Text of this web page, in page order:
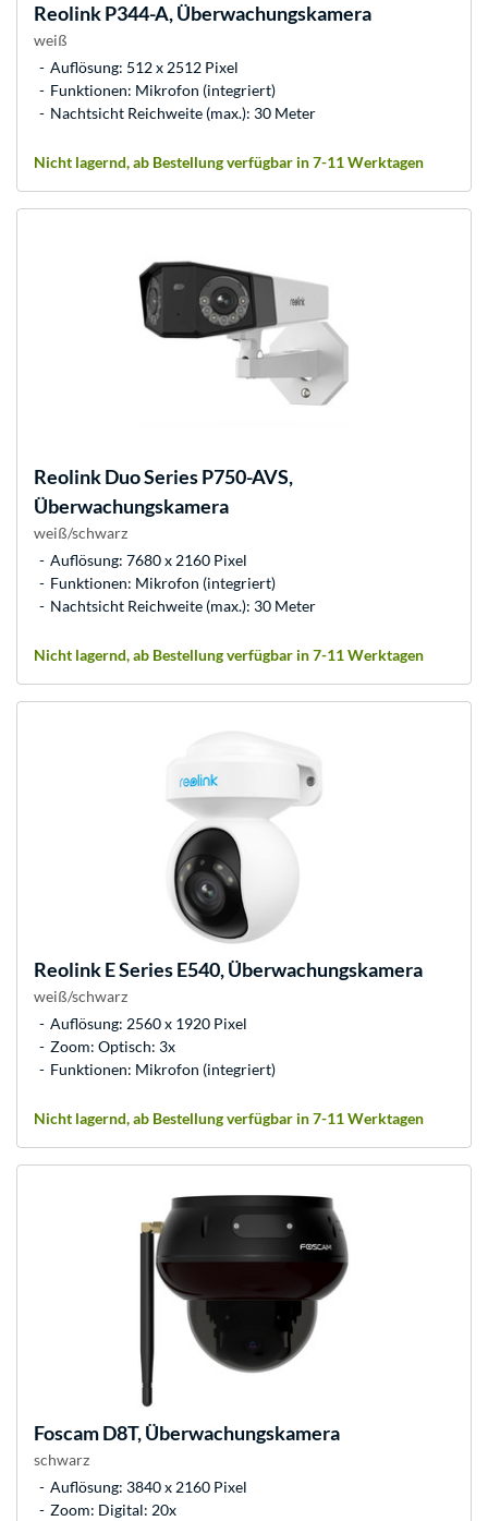
ReolinkP344-A, Überwachungskamera
weiß
Auflösung: 512 x 2512 Pixel
Funktionen: Mikrofon (integriert)
Nachtsicht Reichweite (max.): 30 Meter
Nicht lagernd, ab Bestellung verfügbar in 7-11 Werktagen
ReolinkDuo Series P750-AVS,
Überwachungskamera
weiß/schwarz
Auflösung: 7680 x 2160 Pixel
Funktionen: Mikrofon (integriert)
Nachtsicht Reichweite (max.): 30 Meter
Nicht lagernd, ab Bestellung verfügbar in 7-11 Werktagen
ReolinkE Series E540, Überwachungskamera
weiß/schwarz
Auflösung: 2560 x 1920 Pixel
Zoom: Optisch: 3x
Funktionen: Mikrofon (integriert)
Nicht lagernd, ab Bestellung verfügbar in 7-11 Werktagen
FoscamD8T, Überwachungskamera
schwarz
Auflösung: 3840 x 2160 Pixel
Zoom: Digital: 20x